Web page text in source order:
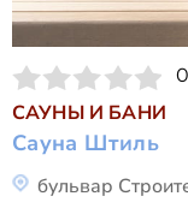
САУНЫ И БАНИ
Сауна Штиль
бульвар